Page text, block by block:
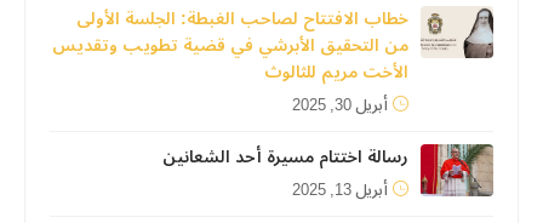
خطاب الافتتاح لصاحب الغبطة: الجلسة الأولى
من التحقيق الأبرشي في قضية تطويب وتقديس
الأخت مريم للثالوث
أبريل 30, 2025
رسالة اختتام مسيرة أحد الشعانين
أبريل 13, 2025